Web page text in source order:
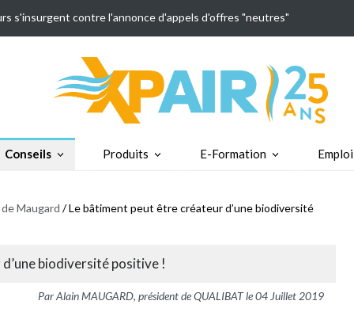
s'insurgent contre l'annonce d'appels d'offres "neutres"
Conseils Produits E-Formation Emploi
Maugard / Le bâtiment peut être créateur d’une biodiversité
biodiversité positive !
Par Alain MAUGARD, président de QUALIBAT le 04 Juillet 2019